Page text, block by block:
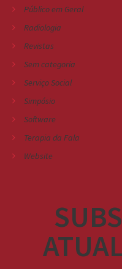
Público em Geral
Radiologia
Revistas
Sem categoria
Serviço Social
Simpósio
Software
Terapia da Fala
Website